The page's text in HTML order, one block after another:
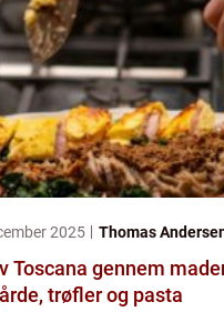
2025 Thomas
Toscana gennem
trøfler og pasta